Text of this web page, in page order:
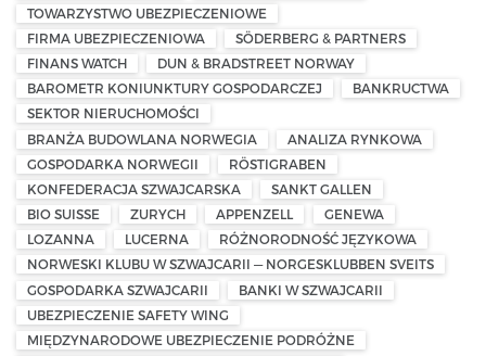
TOWARZYSTWO UBEZPIECZENIOWE
FIRMA UBEZPIECZENIOWA
SÖDERBERG & PARTNERS
FINANS WATCH
DUN & BRADSTREET NORWAY
BAROMETR KONIUNKTURY GOSPODARCZEJ
BANKRUCTWA
SEKTOR NIERUCHOMOŚCI
BRANŻA BUDOWLANA NORWEGIA
ANALIZA RYNKOWA
GOSPODARKA NORWEGII
RÖSTIGRABEN
KONFEDERACJA SZWAJCARSKA
SANKT GALLEN
BIO SUISSE
ZURYCH APPENZELL
GENEWA
LOZANNA
LUCERNA
RÓŻNORODNOŚĆ JĘZYKOWA
NORWESKI KLUBU W SZWAJCARII — NORGESKLUBBEN SVEITS
GOSPODARKA SZWAJCARII
BANKI W SZWAJCARII
UBEZPIECZENIE SAFETY WING
MIĘDZYNARODOWE UBEZPIECZENIE PODRÓŻNE